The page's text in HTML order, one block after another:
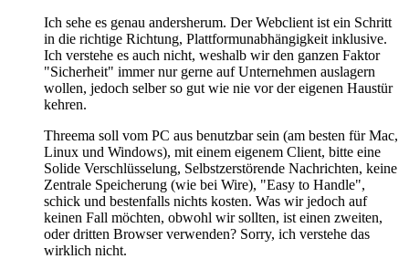
Ich sehe es genau andersherum. Der Webclient ist ein Schritt
in die richtige Richtung, Plattformunabhängigkeit inklusive.
Ich verstehe es auch nicht, weshalb wir den ganzen Faktor
"Sicherheit" immer nur gerne auf Unternehmen auslagern
wollen, jedoch selber so gut wie nie vor der eigenen Haustür
kehren.
Threema soll vom PC aus benutzbar sein (am besten für Mac,
Linux und Windows), mit einem eigenem Client, bitte eine
Solide Verschlüsselung, Selbstzerstörende Nachrichten, keine
Zentrale Speicherung (wie bei Wire), "Easy to Handle",
schick und bestenfalls nichts kosten. Was wir jedoch auf
keinen Fall möchten, obwohl wir sollten, ist einen zweiten,
oder dritten Browser verwenden? Sorry, ich verstehe das
wirklich nicht.